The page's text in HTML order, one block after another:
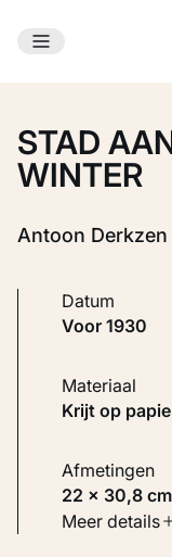
Ga naar
STAD
WINTER
Antoon Derkzen
Datum
voor 1930
Materiaal
Krijt op
Afmetingen
22 × 30,8 cm
Soort werk
Meer details